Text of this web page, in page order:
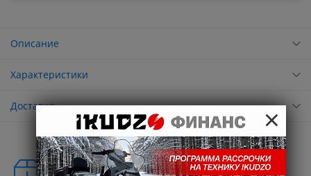
Описание
Характеристики
Доставка
Удобная доставка
×